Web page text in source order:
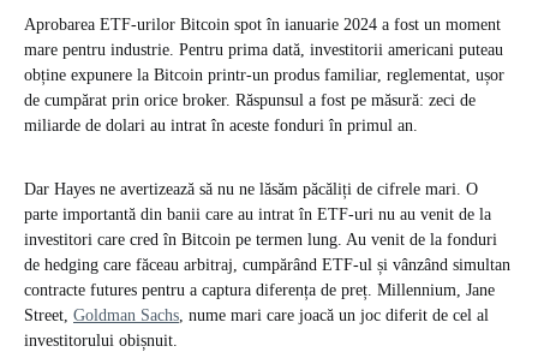
Aprobarea ETF-urilor Bitcoin spot în ianuarie 2024 a fost un moment
mare pentru industrie. Pentru prima dată, investitorii americani puteau
obține expunere la Bitcoin printr-un produs familiar, reglementat, ușor
de cumpărat prin orice broker. Răspunsul a fost pe măsură: zeci de
miliarde de dolari au intrat în aceste fonduri în primul an.
Dar Hayes ne avertizează să nu ne lăsăm păcăliți de cifrele mari. O
parte importantă din banii care au intrat în ETF-uri nu au venit de la
investitori care cred în Bitcoin pe termen lung. Au venit de la fonduri
de hedging care făceau arbitraj, cumpărând ETF-ul și vânzând simultan
contracte futures pentru a captura diferența de preț. Millennium, Jane
Street, Goldman Sachs, nume mari care joacă un joc diferit de cel al
investitorului obișnuit.